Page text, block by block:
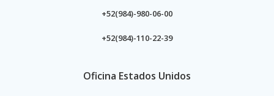
+52(984)-980-06-00
+52(984)-110-22-39
Oficina Estados Unidos